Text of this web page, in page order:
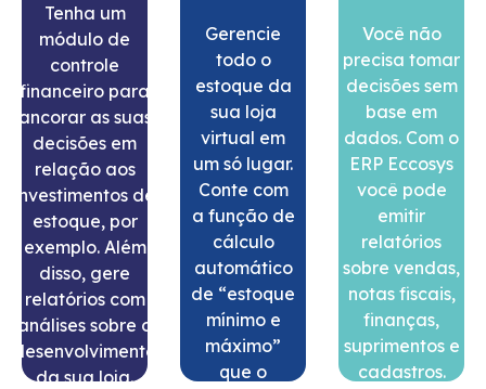
Tenha um
módulo de
controle
financeiro para
ancorar as suas
decisões em
relação aos
investimentos de
estoque, por
exemplo. Além
disso, gere
relatórios com
análises sobre o
desenvolvimento
da sua loja.
Gerencie
todo o
estoque da
sua loja
virtual em
um só lugar.
Conte com
a função de
cálculo
automático
de “estoque
mínimo e
máximo”
que o
Você não
precisa tomar
decisões sem
base em
dados. Com o
ERP Eccosys
você pode
emitir
relatórios
sobre vendas,
notas fiscais,
finanças,
suprimentos e
cadastros.